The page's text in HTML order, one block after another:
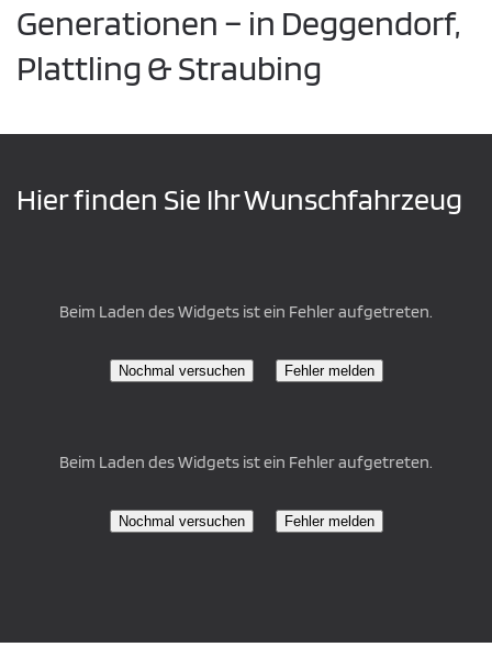
Generationen – in Deggendorf,
Plattling & Straubing
Hier finden Sie Ihr Wunschfahrzeug
Beim Laden des Widgets ist ein Fehler aufgetreten.
Nochmal versuchen Fehler melden
Beim Laden des Widgets ist ein Fehler aufgetreten.
Nochmal versuchen Fehler melden